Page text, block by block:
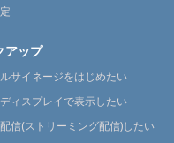
アップ
サイネージをはじめたい
ィスプレイで表示したい
信(ストリーミング配信)したい